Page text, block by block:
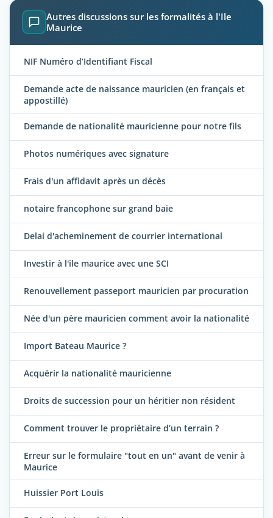
Autres discussions sur les formalités à l'Ile
Maurice
NIF Numéro d’Identifiant Fiscal
Demande acte de naissance mauricien (en français et
appostillé)
Demande de nationalité mauricienne pour notre fils
Photos numériques avec signature
Frais d'un affidavit après un décès
notaire francophone sur grand baie
Delai d'acheminement de courrier international
Investir à l'ile maurice avec une SCI
Renouvellement passeport mauricien par procuration
Née d'un père mauricien comment avoir la nationalité
Import Bateau Maurice ?
Acquérir la nationalité mauricienne
Droits de succession pour un héritier non résident
Comment trouver le propriétaire d’un terrain ?
Erreur sur le formulaire "tout en un" avant de venir à
Maurice
Huissier Port Louis